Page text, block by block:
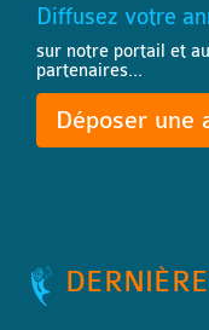
Diffusez votre
sur notre portail et
partenaires...
Déposer une